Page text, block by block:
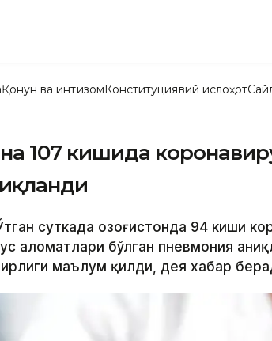
Қонун ва интизомКонституциявий ислоҳот
107 кишида
суткада Қозоғистонда 94 киши
аломатлари бўлган пневмония
маълум қилди, дея хабар